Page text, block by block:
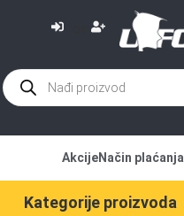
Kategorije proizvoda
AkcijeNačin plaćanja